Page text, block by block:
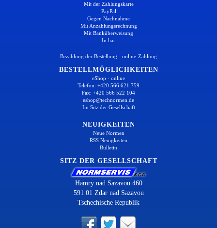
Mit der Zahlungskarte
PayPal
Gegen Nachnahme
Mit Anzahlungsrechnung
Mit Banküberweisung
In bar
Bezahlung der Bestellung - online-Zahlung
BESTELLMÖGLICHKEITEN
eShop - online
Telefon: +420 566 621 759
Fax: +420 566 522 104
eshop@technormen.de
Im Sitz der Gesellschaft
NEUIGKEITEN
Neue Normen
RSS Neuigkeiten
Bulletin
SITZ DER GESELLSCHAFT
Hamry nad Sazavou 460
591 01 Zdar nad Sazavou
Tschechische Republik